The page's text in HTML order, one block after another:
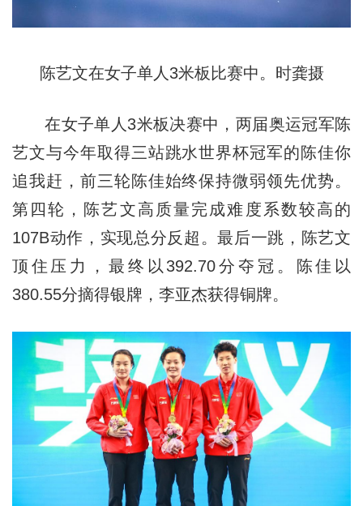
陈艺文在女子单人3米板比赛中。时龚摄
在女子单人3米板决赛中，两届奥运冠军陈
艺文与今年取得三站跳水世界杯冠军的陈佳你
追我赶，前三轮陈佳始终保持微弱领先优势。
第四轮，陈艺文高质量完成难度系数较高的
107B动作，实现总分反超。最后一跳，陈艺文
顶住压力，最终以392.70分夺冠。陈佳以
380.55分摘得银牌，李亚杰获得铜牌。